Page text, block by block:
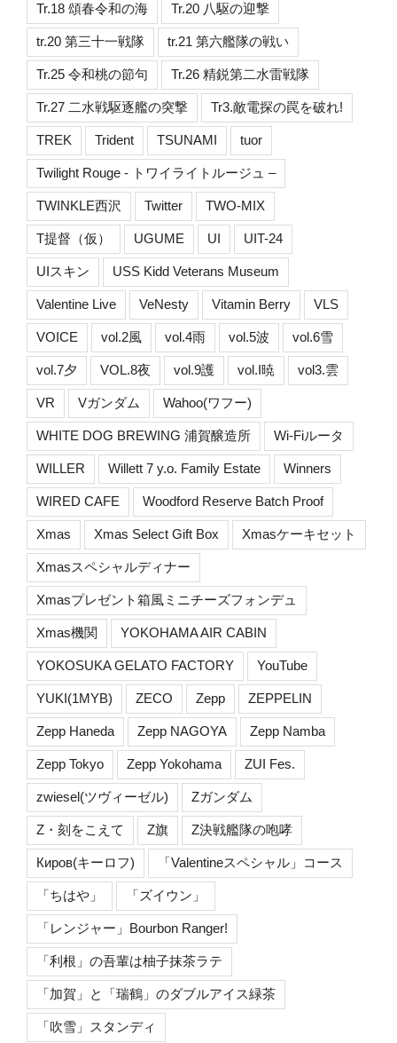
Tr.18 頌春令和の海 Tr.20 八駆の迎撃
tr.20 第三十一戦隊 tr.21 第六艦隊の戦い
Tr.25 令和桃の節句 Tr.26 精鋭第二水雷戦隊
Tr.27 二水戦駆逐艦の突撃 Tr3.敵電探の罠を破れ!
TREK Trident TSUNAMI tuor
Twilight Rouge - トワイライトルージュ –
TWINKLE西沢 Twitter TWO-MIX
T提督（仮） UGUME UI UIT-24
UIスキン USS Kidd Veterans Museum
Valentine Live VeNesty Vitamin Berry VLS
VOICE vol.2風 vol.4雨 vol.5波 vol.6雪
vol.7夕 VOL.8夜 vol.9護 vol.I暁 vol3.雲
VR Vガンダム Wahoo(ワフー)
WHITE DOG BREWING 浦賀醸造所 Wi-Fiルータ
WILLER Willett 7 y.o. Family Estate Winners
WIRED CAFE Woodford Reserve Batch Proof
Xmas Xmas Select Gift Box Xmasケーキセット
Xmasスペシャルディナー
Xmasプレゼント箱風ミニチーズフォンデュ
Xmas機関 YOKOHAMA AIR CABIN
YOKOSUKA GELATO FACTORY YouTube
YUKI(1MYB) ZECO Zepp ZEPPELIN
Zepp Haneda Zepp NAGOYA Zepp Namba
Zepp Tokyo Zepp Yokohama ZUI Fes.
zwiesel(ツヴィーゼル) Zガンダム
Z・刻をこえて Z旗 Z決戦艦隊の咆哮
Киров(キーロフ) 「Valentineスペシャル」コース
「ちはや」 「ズイウン」
「レンジャー」Bourbon Ranger!
「利根」の吾輩は柚子抹茶ラテ
「加賀」と「瑞鶴」のダブルアイス緑茶
「吹雪」スタンディ